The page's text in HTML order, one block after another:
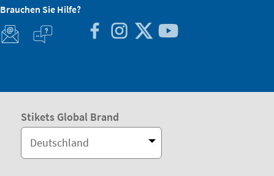
Brauchen Sie Hilfe?
Stikets Global Brand
Deutschland